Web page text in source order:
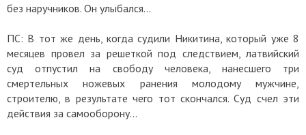
без наручников. Он улыбался…
ПС: В тот же день, когда судили Никитина, который уже 8
месяцев провел за решеткой под следствием, латвийский
суд отпустил на свободу человека, нанесшего три
смертельных ножевых ранения молодому мужчине,
строителю, в результате чего тот скончался. Суд счел эти
действия за самооборону…